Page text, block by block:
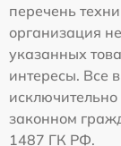
перечень
организация
указанных
интересы. Все
законном
1487 ГК РФ.